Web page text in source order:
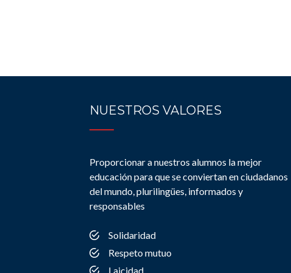
NUESTROS VALORES
Proporcionar a nuestros alumnos la mejor
educación para que se conviertan en ciudadanos
del mundo, plurilingües, informados y
responsables
Solidaridad
Respeto mutuo
Laicidad